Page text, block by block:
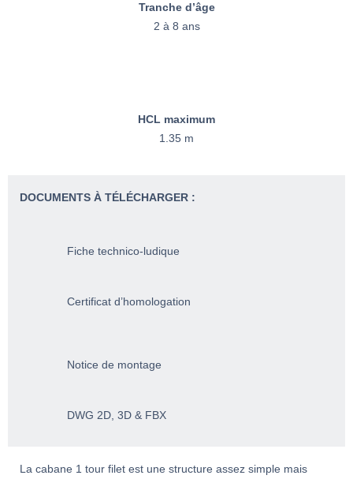
Tranche d’âge
2 à 8 ans
HCL maximum
1.35 m
DOCUMENTS À TÉLÉCHARGER :
Fiche technico-ludique
Certificat d’homologation
Notice de montage
DWG 2D, 3D & FBX
La cabane 1 tour filet est une structure assez simple mais